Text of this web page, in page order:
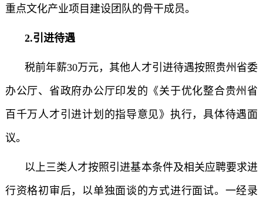
重点文化产业项目建设团队的骨干成员。
2.引进待遇
税前年薪30万元，其他人才引进待遇按照贵州省委
办公厅、省政府办公厅印发的《关于优化整合贵州省
百千万人才引进计划的指导意见》执行，具体待遇面
议。
以上三类人才按照引进基本条件及相关应聘要求进
行资格初审后，以单独面谈的方式进行面试。一经录